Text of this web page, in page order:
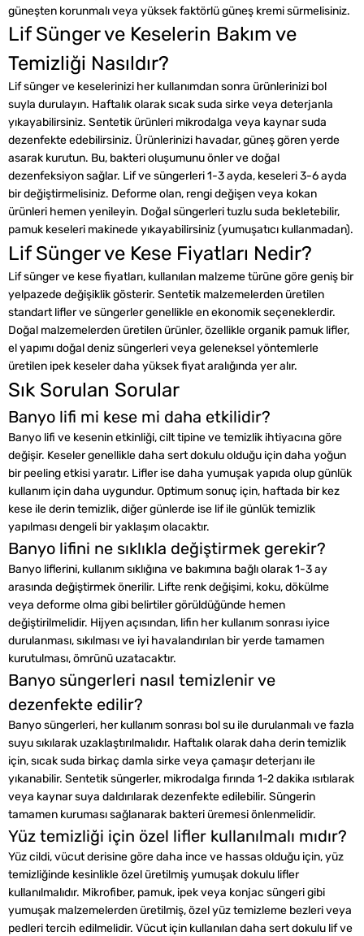
güneşten korunmalı veya yüksek faktörlü güneş kremi sürmelisiniz.
Lif Sünger ve Keselerin Bakım ve
Temizliği Nasıldır?
Lif sünger ve keselerinizi her kullanımdan sonra ürünlerinizi bol
suyla durulayın. Haftalık olarak sıcak suda sirke veya deterjanla
yıkayabilirsiniz. Sentetik ürünleri mikrodalga veya kaynar suda
dezenfekte edebilirsiniz. Ürünlerinizi havadar, güneş gören yerde
asarak kurutun. Bu, bakteri oluşumunu önler ve doğal
dezenfeksiyon sağlar. Lif ve süngerleri 1-3 ayda, keseleri 3-6 ayda
bir değiştirmelisiniz. Deforme olan, rengi değişen veya kokan
ürünleri hemen yenileyin. Doğal süngerleri tuzlu suda bekletebilir,
pamuk keseleri makinede yıkayabilirsiniz (yumuşatıcı kullanmadan).
Lif Sünger ve Kese Fiyatları Nedir?
Lif sünger ve kese fiyatları, kullanılan malzeme türüne göre geniş bir
yelpazede değişiklik gösterir. Sentetik malzemelerden üretilen
standart lifler ve süngerler genellikle en ekonomik seçeneklerdir.
Doğal malzemelerden üretilen ürünler, özellikle organik pamuk lifler,
el yapımı doğal deniz süngerleri veya geleneksel yöntemlerle
üretilen ipek keseler daha yüksek fiyat aralığında yer alır.
Sık Sorulan Sorular
Banyo lifi mi kese mi daha etkilidir?
Banyo lifi ve kesenin etkinliği, cilt tipine ve temizlik ihtiyacına göre
değişir. Keseler genellikle daha sert dokulu olduğu için daha yoğun
bir peeling etkisi yaratır. Lifler ise daha yumuşak yapıda olup günlük
kullanım için daha uygundur. Optimum sonuç için, haftada bir kez
kese ile derin temizlik, diğer günlerde ise lif ile günlük temizlik
yapılması dengeli bir yaklaşım olacaktır.
Banyo lifini ne sıklıkla değiştirmek gerekir?
Banyo liflerini, kullanım sıklığına ve bakımına bağlı olarak 1-3 ay
arasında değiştirmek önerilir. Lifte renk değişimi, koku, dökülme
veya deforme olma gibi belirtiler görüldüğünde hemen
değiştirilmelidir. Hijyen açısından, lifin her kullanım sonrası iyice
durulanması, sıkılması ve iyi havalandırılan bir yerde tamamen
kurutulması, ömrünü uzatacaktır.
Banyo süngerleri nasıl temizlenir ve
dezenfekte edilir?
Banyo süngerleri, her kullanım sonrası bol su ile durulanmalı ve fazla
suyu sıkılarak uzaklaştırılmalıdır. Haftalık olarak daha derin temizlik
için, sıcak suda birkaç damla sirke veya çamaşır deterjanı ile
yıkanabilir. Sentetik süngerler, mikrodalga fırında 1-2 dakika ısıtılarak
veya kaynar suya daldırılarak dezenfekte edilebilir. Süngerin
tamamen kuruması sağlanarak bakteri üremesi önlenmelidir.
Yüz temizliği için özel lifler kullanılmalı mıdır?
Yüz cildi, vücut derisine göre daha ince ve hassas olduğu için, yüz
temizliğinde kesinlikle özel üretilmiş yumuşak dokulu lifler
kullanılmalıdır. Mikrofiber, pamuk, ipek veya konjac süngeri gibi
yumuşak malzemelerden üretilmiş, özel yüz temizleme bezleri veya
pedleri tercih edilmelidir. Vücut için kullanılan daha sert dokulu lif ve